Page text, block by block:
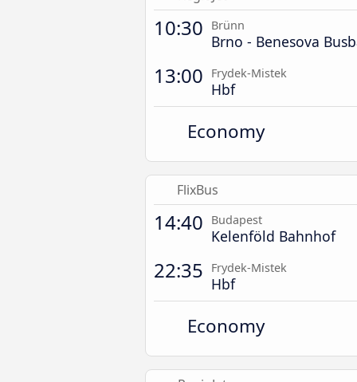
10:30 Brünn
Brno - Benesova
13:00 Frydek-Mistek
Hbf
Economy
FlixBus
14:40 Budapest
Kelenföld Bahnhof
22:35 Frydek-Mistek
Hbf
Economy